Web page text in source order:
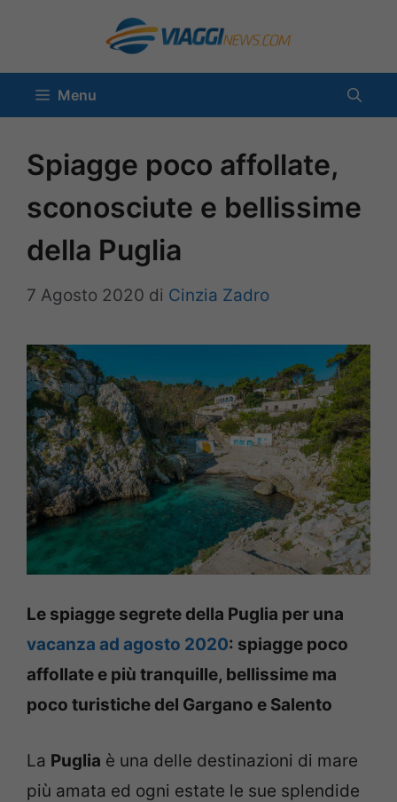
contenuto
Menu
Spiagge poco affollate,
sconosciute e bellissime
della Puglia
7 Agosto 2020 di Cinzia Zadro
Le spiagge segrete della Puglia per una
vacanza ad agosto 2020: spiagge poco
affollate e più tranquille, bellissime ma
poco turistiche del Gargano e Salento
La Puglia è una delle destinazioni di mare
più amata ed ogni estate le sue splendide